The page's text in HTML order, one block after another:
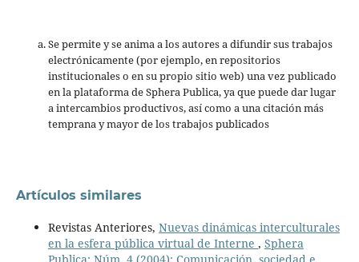
Se permite y se anima a los autores a difundir sus trabajos
electrónicamente (por ejemplo, en repositorios
institucionales o en su propio sitio web) una vez publicado
en la plataforma de Sphera Publica, ya que puede dar lugar
a intercambios productivos, así como a una citación más
temprana y mayor de los trabajos publicados
Artículos similares
Revistas Anteriores, Nuevas dinámicas interculturales
en la esfera pública virtual de Interne , Sphera